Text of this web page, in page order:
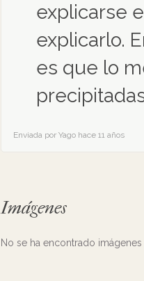
explicarse
explicarlo.
es que lo
Enviada por Yago hace 11 años
Imágenes
No se ha encontrado